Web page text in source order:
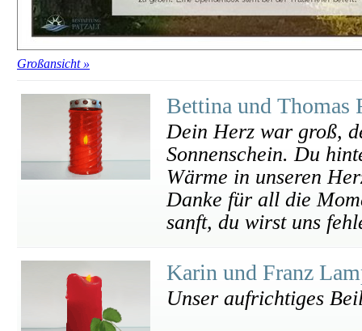
Großansicht »
Bettina und Thomas
Dein Herz war groß,
Sonnenschein. Du
Wärme in unseren
Danke für all die
sanft, du wirst uns
Karin und Franz
Unser aufrichtiges